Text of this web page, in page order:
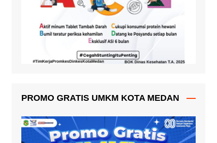
PROMO GRATIS UMKM KOTA MEDAN